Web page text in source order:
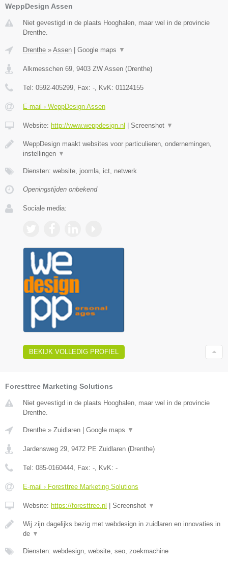
WeppDesign Assen
Niet gevestigd in de plaats Hooghalen, maar wel in de provincie
Drenthe.
Drenthe » Assen Google maps ▼
Alkmesschen 69 9403 ZW Assen (Drenthe)
Tel: 0592-405299 , Fax: - , KvK: 01124155
E-mail › WeppDesign Assen
Website: http://www.weppdesign.nl Screenshot ▼
WeppDesign maakt websites voor particulieren, ondernemingen,
instellingen ▼
Diensten: website, joomla, ict, netwerk
Openingstijden onbekend
Sociale media:
BEKIJK VOLLEDIG PROFIEL
Foresttree Marketing Solutions
Niet gevestigd in de plaats Hooghalen, maar wel in de provincie
Drenthe.
Drenthe » Zuidlaren Google maps ▼
Jardensweg 29, 9472 PE Zuidlaren (Drenthe)
Tel: 085-0160444, Fax: -, KvK: -
E-mail › Foresttree Marketing Solutions
Website: https://foresttree.nl Screenshot ▼
Wij zijn dagelijks bezig met webdesign in zuidlaren en innovaties in
de ▼
Diensten: webdesign, website, seo, zoekmachine